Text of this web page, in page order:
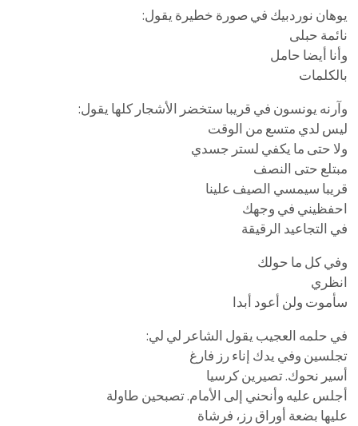
يوهان نوردبيك في صورة خطيرة يقول:
نائمة حبلى
وأنا أيضا حامل
بالكلمات
وآرنه يونسون في قريبا ستخضر الأشجار كلها يقول:
ليس لدي متسع من الوقت
ولا حتى ما يكفي لستر جسدي
مبتلع حتى النصف
قريبا سيمسي الصيف علينا
احفظيني في وجهك
في التجاعيد الرقيقة
وفي كل ما حولك
انظري
سأموت ولن أعود أبدا
في حلمه العجيب يقول الشاعر لي لي:
تجلسين وفي يدك إناء رز فارغ
أسير نحوك. تصيرين كرسيا
أجلس عليه وأنحني إلى الأمام. تصبحين طاولة
عليها بضعة أوراق رز، فرشاة